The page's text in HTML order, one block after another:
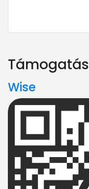
Támogatás
Wise